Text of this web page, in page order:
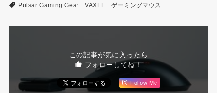
Pulsar Gaming Gear
VAXEE ゲーミングマウス
この記事が気に入ったら
フォローしてね！
Follow Me